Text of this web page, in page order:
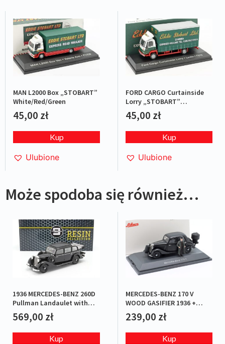
MAN L2000 Box „STOBART”
White/Red/Green
45,00 zł
Kup
Ulubione
FORD CARGO Curtainside
Lorry „STOBART”
Green/Red
45,00 zł
Kup
Ulubione
Może spodoba się również…
1936 MERCEDES-BENZ 260D
Pullman Landaulet with
open rear roof Black
L.E.1/240
569,00 zł
Kup
MERCEDES-BENZ 170 V
WOOD GASIFIER 1936 +
figurka L.E.1/600
239,00 zł
Kup